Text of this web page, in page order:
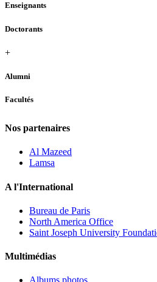
Enseignants
Doctorants
+
Alumni
Facultés
Nos partenaires
Al Mazeed
Lamsa
A l'International
Bureau de Paris
North America Office
Saint Joseph University
Multimédias